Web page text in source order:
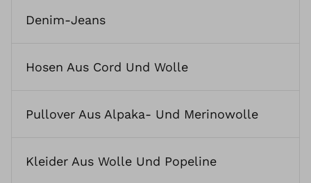
Denim-Jeans
Hosen Aus Cord Und Wolle
Pullover Aus Alpaka- Und Merinowolle
Kleider Aus Wolle Und Popeline